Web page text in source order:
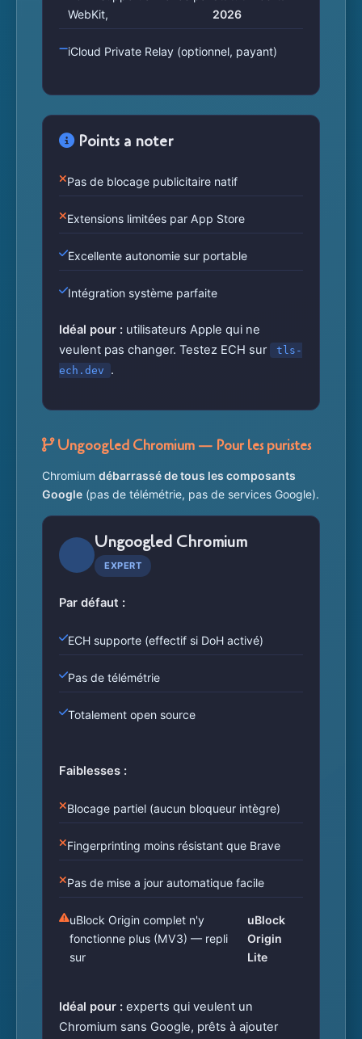
WebKit,
2026
iCloud Private Relay (optionnel, payant)
Points a noter
Pas de blocage publicitaire natif
Extensions limitées par App Store
Excellente autonomie sur portable
Intégration système parfaite
Idéal pour : utilisateurs Apple qui ne
veulent pas changer. Testez ECH sur
tls-
ech.dev
.
Ungoogled Chromium — Pour les puristes
Chromium débarrassé de tous les composants
Google (pas de télémétrie, pas de services Google).
Ungoogled Chromium
EXPERT
Par défaut :
ECH supporte (effectif si DoH activé)
Pas de télémétrie
Totalement open source
Faiblesses :
Blocage partiel (aucun bloqueur intègre)
Fingerprinting moins résistant que Brave
Pas de mise a jour automatique facile
uBlock Origin complet n'y
fonctionne plus (MV3) — repli
sur
uBlock
Origin
Lite
Idéal pour : experts qui veulent un
Chromium sans Google, prêts à ajouter